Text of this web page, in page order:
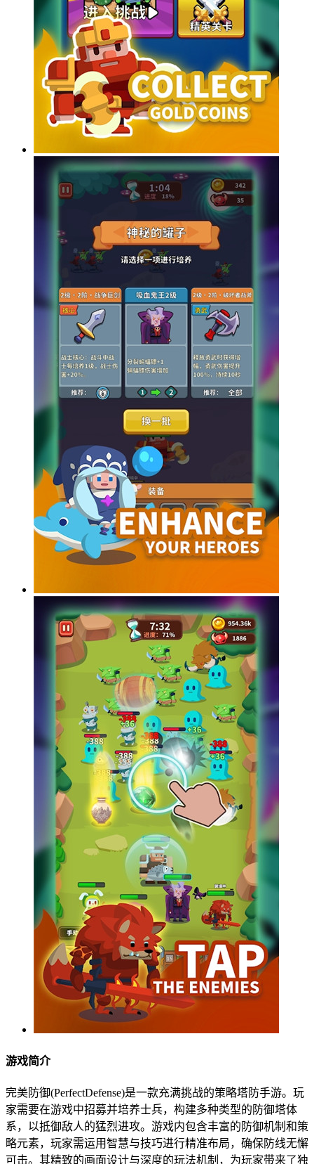
游戏简介
完美防御(PerfectDefense)是一款充满挑战的策略塔防手游。玩
家需要在游戏中招募并培养士兵，构建多种类型的防御塔体
系，以抵御敌人的猛烈进攻。游戏内包含丰富的防御机制和策
略元素，玩家需运用智慧与技巧进行精准布局，确保防线无懈
可击。其精致的画面设计与深度的玩法机制，为玩家带来了独